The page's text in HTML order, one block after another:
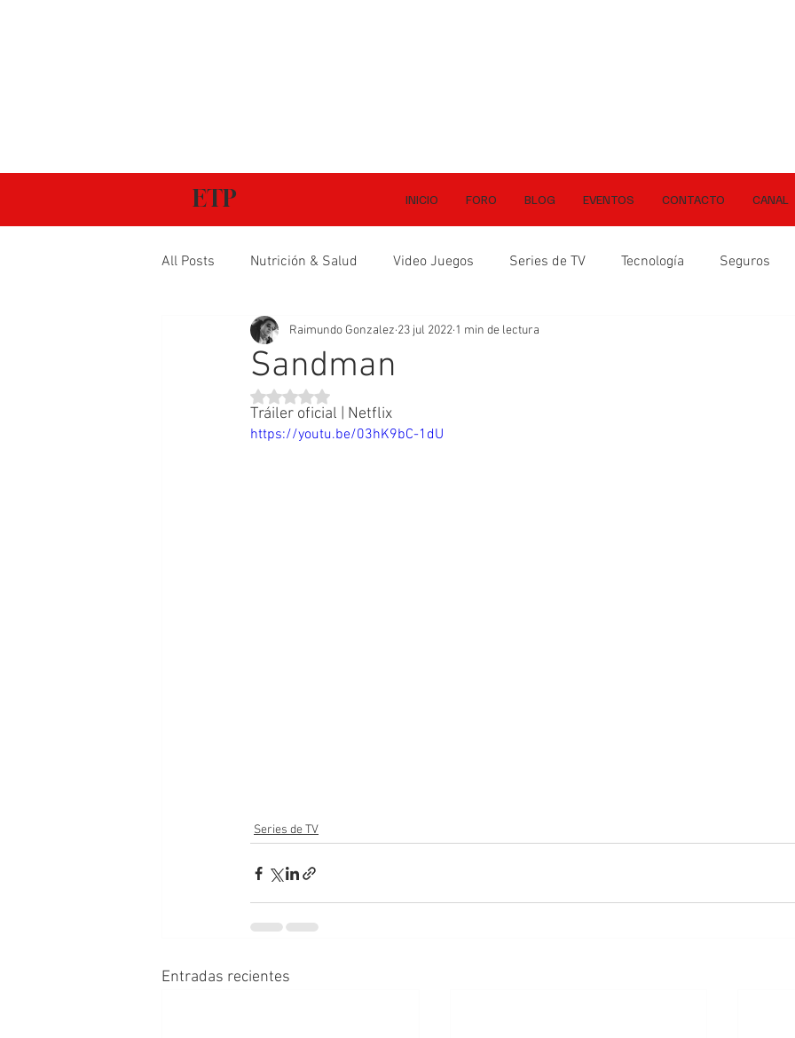
INICIO FORO BLOG EVENTOS CONTACTO CANAL
ETP
All Posts Nutrición & Salud Video Juegos Series de TV Tecnología Seguros
Sandman
Raimundo Gonzalez 23 jul 2022 1 min de lectura
Obtuvo NaN de 5 estrellas.
Tráiler oficial | Netflix
https://youtu.be/03hK9bC-1dU
Series de TV
Entradas recientes